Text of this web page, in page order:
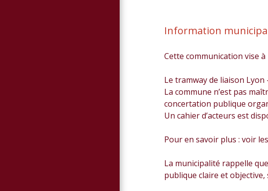
Information
Cette communication vise
Le tramway de liaison Lyon
La commune n’est pas
concertation publique
Un cahier d’acteurs est
Pour en savoir plus : voir
La municipalité rappelle
publique claire et